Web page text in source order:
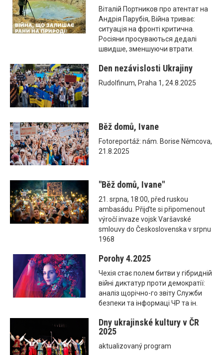
Віталій Портников про атентат на
Андрія Парубія, Війна триває:
ситуація на фронті критична.
Росіяни просуваються дедалі
швидше, зменшуючи втрати.
Den nezávislosti Ukrajiny
Rudolfinum, Praha 1, 24.8.2025
Běž domů, Ivane
Fotoreportáž: nám. Borise Němcova,
21.8.2025
"Běž domů, Ivane"
21. srpna, 18:00, před ruskou
ambasádu. Přijďte si připomenout
výročí invaze vojsk Varšavské
smlouvy do Československa v srpnu
1968
Porohy 4.2025
Чехія стає полем битви у гібридній
війні диктатур проти демократії:
аналіз щорічно-го звіту Служби
безпеки та інформаці ЧР та ін.
Dny ukrajinské kultury v ČR
2025
aktualizovaný program